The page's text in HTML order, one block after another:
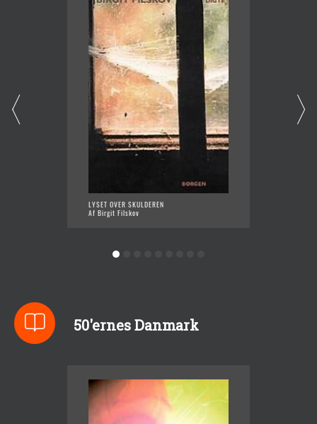
LYSET OVER SKULDEREN
Af Birgit Filskov
50'ernes Danmark